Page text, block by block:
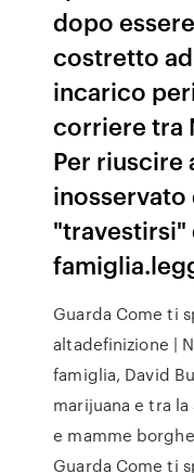
dopo
costretto
incarico
corriere tra
Per riuscire
"travestirsi"
Guarda Come ti
altadefinizione |
famiglia, David
marijuana e tra
e mamme
Guarda Come ti